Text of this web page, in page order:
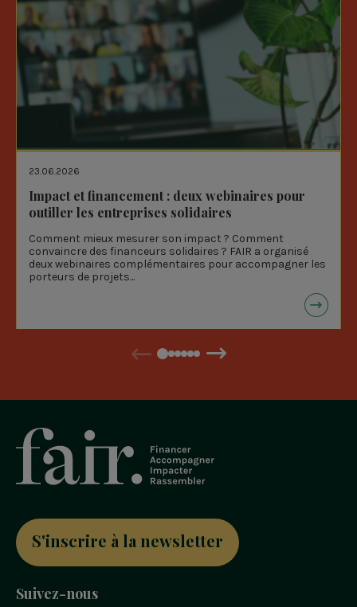
23.06.2026
Impact et financement : deux webinaires pour
outiller les entreprises solidaires
Comment mieux mesurer son impact ? Comment
convaincre des financeurs solidaires ? FAIR a organisé
deux webinaires complémentaires pour accompagner les
porteurs de projets...
Précédent Suivant
S'inscrire à la newsletter
Suivez-nous